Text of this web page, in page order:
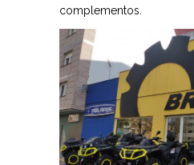
complementos.